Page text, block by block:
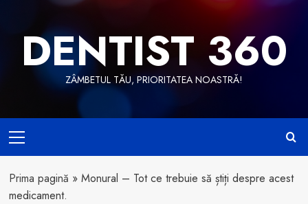
contentDENTIST 360
ZÂMBETUL TĂU, PRIORITATEA NOASTRĂ!
Menu
Prima pagină » Monural – Tot ce trebuie să știți despre acest
medicament.